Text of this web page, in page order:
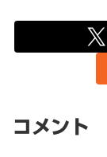
コメント